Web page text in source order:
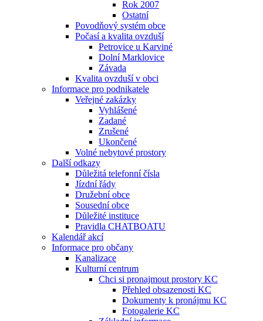
Rok 2007
Ostatní
Povodňový systém obce
Počasí a kvalita ovzduší
Petrovice u Karviné
Dolní Marklovice
Závada
Kvalita ovzduší v obci
Informace pro podnikatele
Veřejné zakázky
Vyhlášené
Zadané
Zrušené
Ukončené
Volné nebytové prostory
Další odkazy
Důležitá telefonní čísla
Jízdní řády
Družební obce
Sousední obce
Důležité instituce
Pravidla CHATBOATU
Kalendář akcí
Informace pro občany
Kanalizace
Kulturní centrum
Chci si pronajmout prostory KC
Přehled obsazenosti KC
Dokumenty k pronájmu KC
Fotogalerie KC